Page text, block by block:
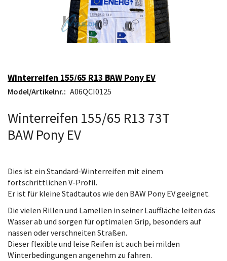
Winterreifen 155/65 R13 BAW Pony EV
Model/Artikelnr.: A06QCI0125
Winterreifen 155/65 R13 73T
BAW Pony EV
Dies ist ein Standard-Winterreifen mit einem
fortschrittlichen V-Profil.
Er ist für kleine Stadtautos wie den BAW Pony EV geeignet.
Die vielen Rillen und Lamellen in seiner Lauffläche leiten das
Wasser ab und sorgen für optimalen Grip, besonders auf
nassen oder verschneiten Straßen.
Dieser flexible und leise Reifen ist auch bei milden
Winterbedingungen angenehm zu fahren.